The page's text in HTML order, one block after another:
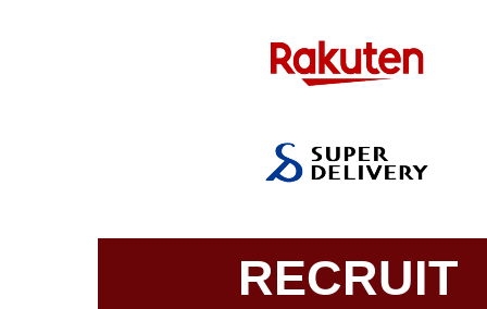
RECRUIT